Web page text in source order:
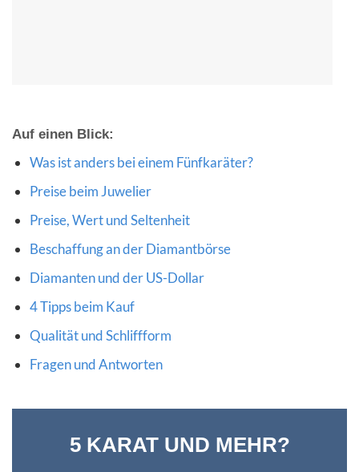
Auf einen Blick:
Was ist anders bei einem Fünfkaräter?
Preise beim Juwelier
Preise, Wert und Seltenheit
Beschaffung an der Diamantbörse
Diamanten und der US-Dollar
4 Tipps beim Kauf
Qualität und Schliffform
Fragen und Antworten
5 KARAT UND MEHR?